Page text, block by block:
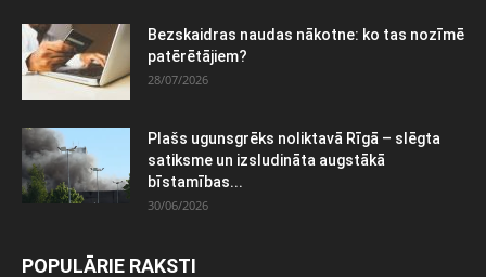
Bezskaidras naudas nākotne: ko tas nozīmē
patērētājiem?
28/07/2026
Plašs ugunsgrēks noliktavā Rīgā – slēgta
satiksme un izsludināta augstākā
bīstamības...
30/06/2026
POPULĀRIE RAKSTI